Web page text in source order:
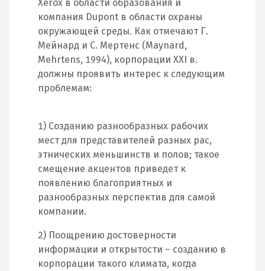
Xerox в области образования и
компания Dupont в области охраны
окружающей среды. Как отмечают Г.
Мейнард и С. Мертенс (Мауnard,
Mehrtens, 1994), корпорации XXI в.
должны проявить интерес к следующим
проблемам:
1) Созданию разнообразных рабочих
мест для представителей разных рас,
этнических меньшинств и полов; такое
смещение акцентов приведет к
появлению благоприятных и
разнообразных перспектив для самой
компании.
2) Поощрению достоверности
информации и открытости – созданию в
корпорации такого климата, когда